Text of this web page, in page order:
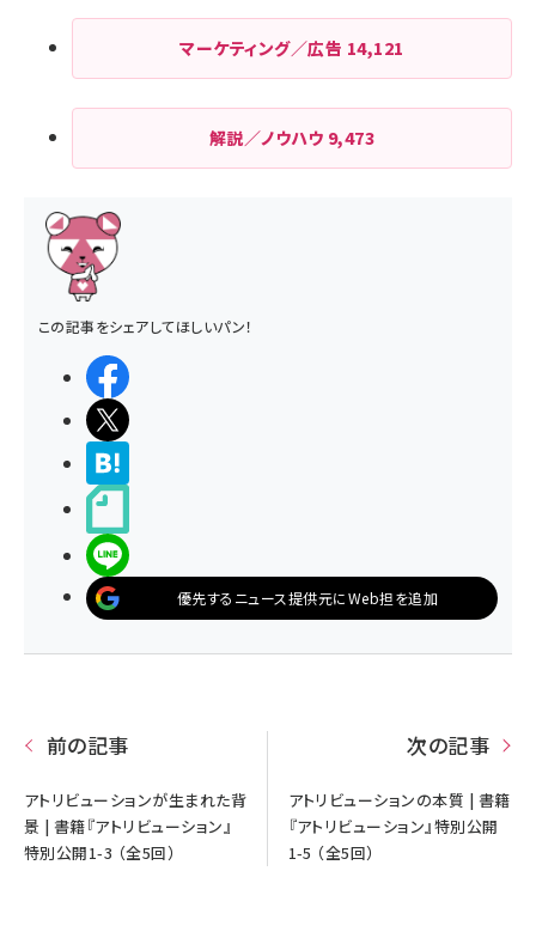
マーケティング／広告 14,121
解説／ノウハウ 9,473
この記事をシェアしてほしいパン！
優先するニュース提供元にWeb担を追加
前の記事
アトリビューションが生まれた背
景 | 書籍『アトリビューション』
特別公開1-3 （全5回）
次の記事
アトリビューションの本質 | 書籍
『アトリビューション』特別公開
1-5 （全5回）